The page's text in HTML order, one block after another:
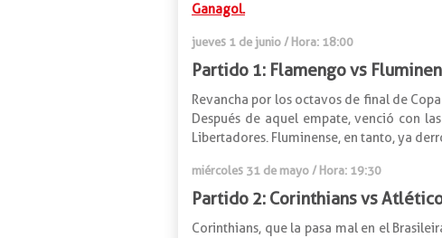
Ganagol.
jueves 1 de junio / Hora: 18:00
Partido 1: Flamengo vs
Revancha por los octavos de final de
Después de aquel empate, venció con
Libertadores. Fluminense, en tanto, ya
miércoles 31 de mayo / Hora: 19:30
Partido 2: Corinthians vs
Corinthians, que la pasa mal en el